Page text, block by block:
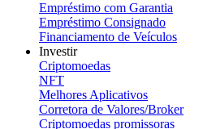
Empréstimo com Garantia
Empréstimo Consignado
Financiamento de Veículos
Investir
Criptomoedas
NFT
Melhores Aplicativos
Corretora de Valores/Broker
Criptomoedas promissoras